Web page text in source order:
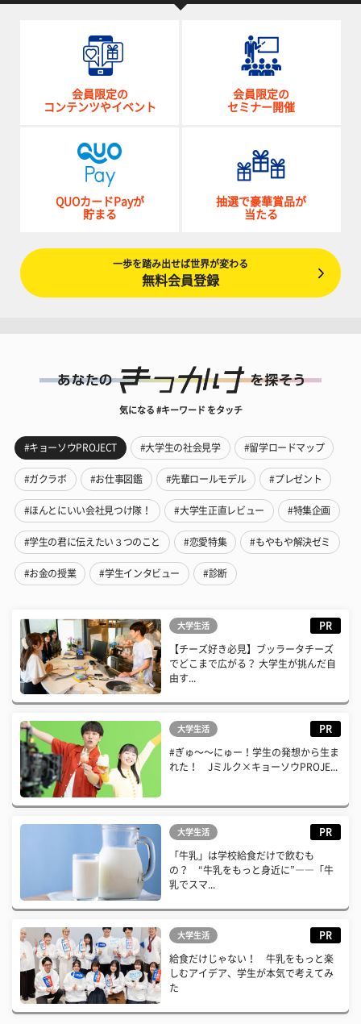
会員限定の
コンテンツやイベント
会員限定の
セミナー開催
QUOカードPayが
貯まる
抽選で豪華賞品が
当たる
一歩を踏み出せば世界が変わる
無料会員登録
気になる #キーワード をタッチ
#キョーソウPROJECT #大学生の社会見学 #留学ロードマップ
#ガクラボ #お仕事図鑑 #先輩ロールモデル #プレゼント
#ほんとにいい会社見つけ隊！ #大学生正直レビュー #特集企画
#学生の君に伝えたい３つのこと #恋愛特集 #もやもや解決ゼミ
#お金の授業 #学生インタビュー #診断
大学生活 PR
【チーズ好き必見】ブッラータチーズ
でどこまで広がる？ 大学生が挑んだ自
由す...
大学生活 PR
#ぎゅ〜〜にゅー！学生の発想から生ま
れた！ Jミルク×キョーソウPROJE...
大学生活 PR
「牛乳」は学校給食だけで飲むも
の？ “牛乳をもっと身近に”――「牛
乳でスマ...
大学生活 PR
給食だけじゃない！ 牛乳をもっと楽
しむアイデア、学生が本気で考えてみ
た